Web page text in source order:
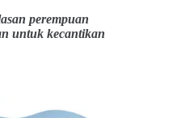
perempuan
untuk kecantikan